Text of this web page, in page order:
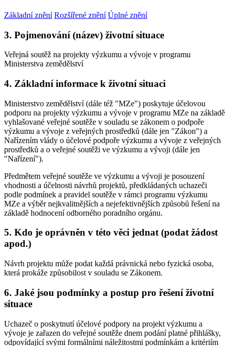
Základní znění Rozšířené znění Úplné znění
3. Pojmenování (název) životní situace
Veřejná soutěž na projekty výzkumu a vývoje v programu
Ministerstva zemědělství
4. Základní informace k životní situaci
Ministerstvo zemědělství (dále též "MZe") poskytuje účelovou
podporu na projekty výzkumu a vývoje v programu MZe na základě
vyhlašované veřejné soutěže v souladu se zákonem o podpoře
výzkumu a vývoje z veřejných prostředků (dále jen "Zákon") a
Nařízením vlády o účelové podpoře výzkumu a vývoje z veřejných
prostředků a o veřejné soutěži ve výzkumu a vývoji (dále jen
"Nařízení").
Předmětem veřejné soutěže ve výzkumu a vývoji je posouzení
vhodnosti a účelnosti návrhů projektů, předkládaných uchazeči
podle podmínek a pravidel soutěže v rámci programu výzkumu
MZe a výběr nejkvalitnějších a nejefektivnějších způsobů řešení na
základě hodnocení odborného poradního orgánu.
5. Kdo je oprávněn v této věci jednat (podat žádost
apod.)
Návrh projektu může podat každá právnická nebo fyzická osoba,
která prokáže způsobilost v souladu se Zákonem.
6. Jaké jsou podmínky a postup pro řešení životní
situace
Uchazeč o poskytnutí účelové podpory na projekt výzkumu a
vývoje je zařazen do veřejné soutěže dnem podání platné přihlášky,
odpovídající svými formálními náležitostmi podmínkám a kritériím